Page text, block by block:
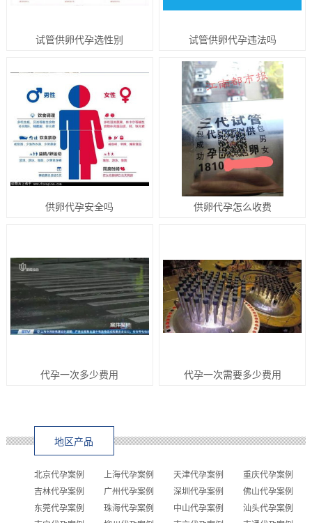
试管供卵代孕选性别 试管供卵代孕违法吗
供卵代孕安全吗 供卵代孕怎么收费
代孕一次多少费用 代孕一次需要多少费用
地区产品
北京代孕案例 上海代孕案例 天津代孕案例
重庆代孕案例
吉林代孕案例
广州代孕案例 深圳代孕案例
佛山代孕案例
东莞代孕案例
珠海代孕案例 中山代孕案例
汕头代孕案例